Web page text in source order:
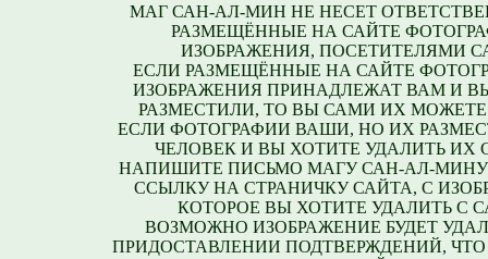
МАГ САН-АЛ-МИН НЕ НЕСЕТ
РАЗМЕЩЁННЫЕ НА САЙТЕ
ИЗОБРАЖЕНИЯ, ПОСЕТИТЕЛЯМИ
ЕСЛИ РАЗМЕЩЁННЫЕ НА САЙТЕ
ИЗОБРАЖЕНИЯ ПРИНАДЛЕЖАТ ВАМ И
РАЗМЕСТИЛИ, ТО ВЫ САМИ ИХ МОЖЕТЕ
ЕСЛИ ФОТОГРАФИИ ВАШИ, НО ИХ
ЧЕЛОВЕК И ВЫ ХОТИТЕ УДАЛИТЬ ИХ
НАПИШИТЕ ПИСЬМО МАГУ САН-АЛ-
ССЫЛКУ НА СТРАНИЧКУ САЙТА, С
КОТОРОЕ ВЫ ХОТИТЕ УДАЛИТЬ С
ВОЗМОЖНО ИЗОБРАЖЕНИЕ БУДЕТ
ПРИДОСТАВЛЕНИИ ПОДТВЕРЖДЕНИЙ,